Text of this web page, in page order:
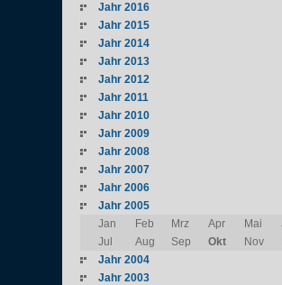
Jahr 2016
Jahr 2015
Jahr 2014
Jahr 2013
Jahr 2012
Jahr 2011
Jahr 2010
Jahr 2009
Jahr 2008
Jahr 2007
Jahr 2006
Jahr 2005
Jan
Feb Mrz Apr Mai
Jul
Aug Sep Okt Nov
Jahr 2004
Jahr 2003